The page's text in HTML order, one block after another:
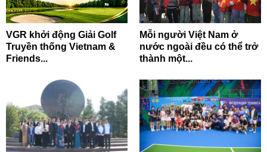
VGR khởi động Giải Golf
Truyền thống Vietnam &
Friends...
Mỗi người Việt Nam ở
nước ngoài đều có thể trở
thành một...